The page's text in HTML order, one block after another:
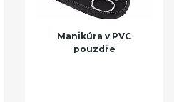
Manikúra v PVC
pouzdře